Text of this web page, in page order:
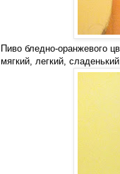
Пиво бледно-оранжевого
мягкий, легкий,